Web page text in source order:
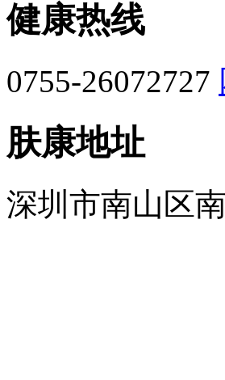
健康热线
0755-26072727
肤康地址
深圳市南山区